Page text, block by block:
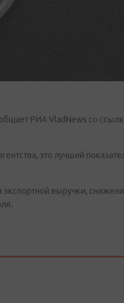
РИА VladNews со
это лучший
экспортной выручки,